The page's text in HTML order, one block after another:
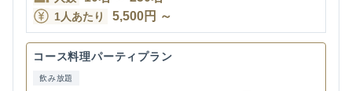
1人あたり 5,500円 ～
コース料理パーティプラン
飲み放題